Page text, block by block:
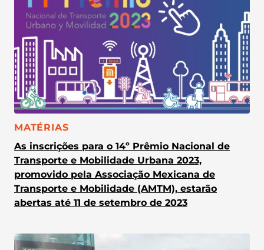
CATEGORIA:
MATÉRIAS
As inscrições para o 14º Prêmio Nacional de
Transporte e Mobilidade Urbana 2023,
promovido pela Associação Mexicana de
Transporte e Mobilidade (AMTM), estarão
abertas até 11 de setembro de 2023